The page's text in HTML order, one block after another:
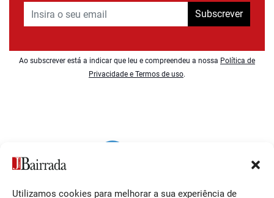
Utilizamos cookies para melhorar a sua experiência de
Subscrever
Ao subscrever está a indicar que leu e compreendeu a nossa Política de
Privacidade e Termos de uso.